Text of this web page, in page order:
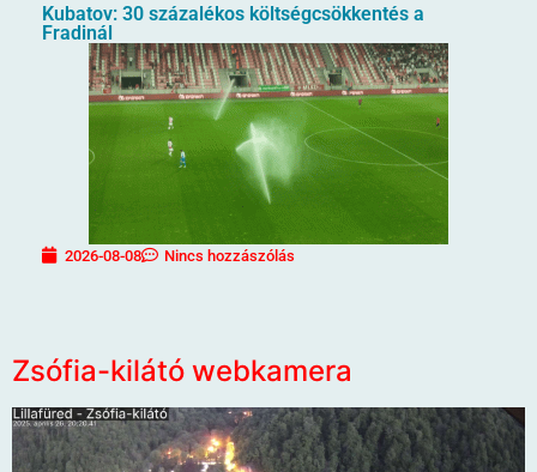
Kubatov: 30 százalékos költségcsökkentés a
Fradinál
2026-08-08 Nincs hozzászólás
Zsófia-kilátó webkamera